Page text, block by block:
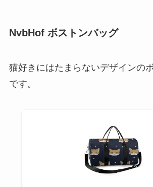
NvbHof ボストンバッグ
猫好きにはたまらないデザインの
です。